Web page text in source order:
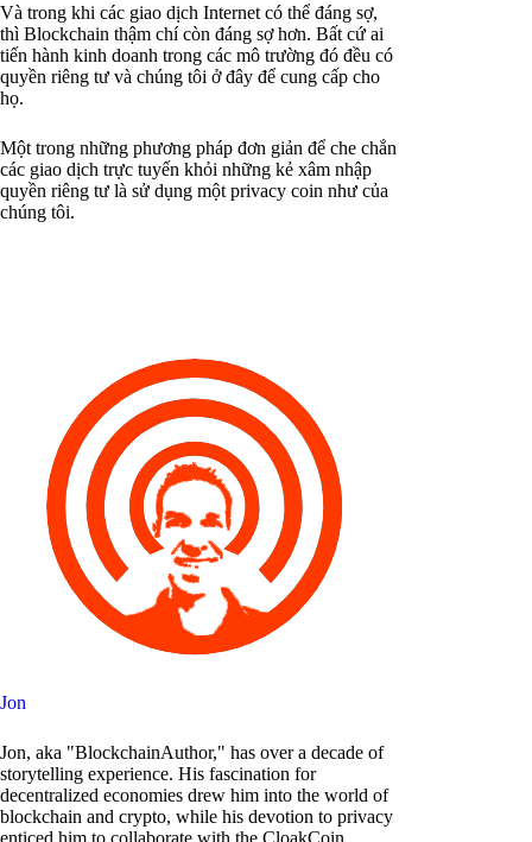
Và trong khi các giao dịch Internet có thể đáng sợ,
thì Blockchain thậm chí còn đáng sợ hơn. Bất cứ ai
tiến hành kinh doanh trong các mô trường đó đều có
quyền riêng tư và chúng tôi ở đây để cung cấp cho
họ.
Một trong những phương pháp đơn giản để che chắn
các giao dịch trực tuyến khỏi những kẻ xâm nhập
quyền riêng tư là sử dụng một privacy coin như của
chúng tôi.
Jon
Jon, aka "BlockchainAuthor," has over a decade of
storytelling experience. His fascination for
decentralized economies drew him into the world of
blockchain and crypto, while his devotion to privacy
enticed him to collaborate with the CloakCoin